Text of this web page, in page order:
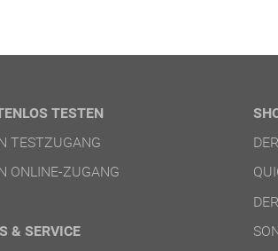
TESTEN
TESTZUGANG
ONLINE-ZUGANG
& SERVICE